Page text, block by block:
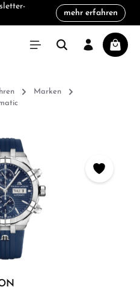
mehr erfahren
Marken